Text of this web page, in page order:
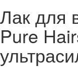
Лак для
Pure